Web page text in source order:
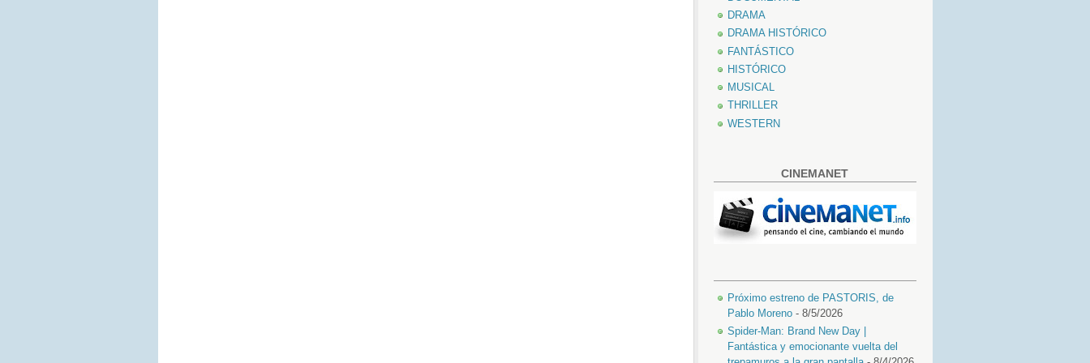
DRAMA
DRAMA HISTÓRICO
FANTÁSTICO
HISTÓRICO
MUSICAL
THRILLER
WESTERN
CINEMANET
Próximo estreno de PASTORIS, de
Pablo Moreno- 8/5/2026
Spider-Man: Brand New Day |
Fantástica y emocionante vuelta del